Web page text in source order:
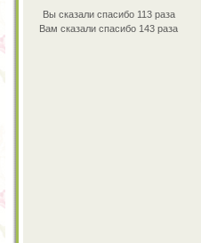
Вы сказали спасибо 113 раза
Вам сказали спасибо 143 раза